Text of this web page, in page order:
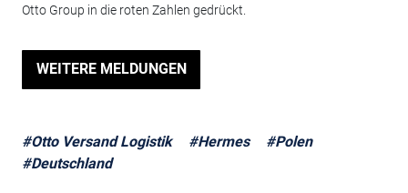
Otto Group in die roten Zahlen gedrückt.
WEITERE MELDUNGEN
#Otto Versand Logistik #Hermes
#Polen
#Deutschland